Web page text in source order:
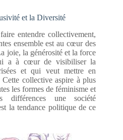
et la Diversité
entendre collectivement,
ensemble est au cœur des
joie, la générosité et la force
a à cœur de visibiliser la
et qui veut mettre en
collective aspire à plus
les formes de féminisme et
une société
la tendance politique de ce